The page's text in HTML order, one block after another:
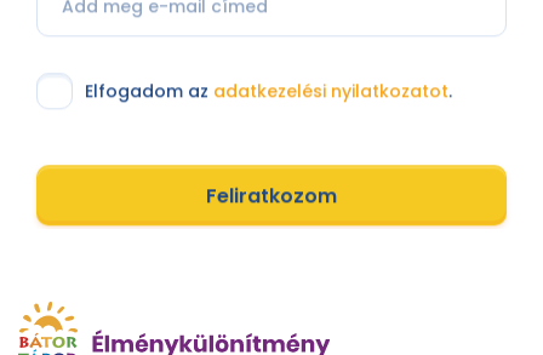
Elfogadom az adatkezelési nyilatkozatot.
Feliratkozom